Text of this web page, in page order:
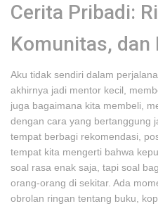
Cerita Pribadi:
Komunitas, dan
Aku tidak sendiri dalam
akhirnya jadi mentor kecil,
juga bagaimana kita membeli,
dengan cara yang bertanggung
tempat berbagi rekomendasi,
tempat kita mengerti bahwa
soal rasa enak saja, tapi soal
orang-orang di sekitar. Ada
obrolan ringan tentang buku,